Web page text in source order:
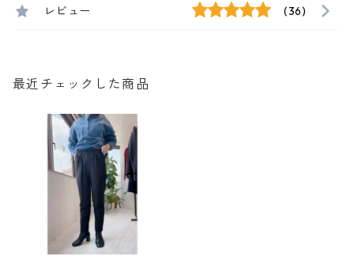
レビュー (36)
最近チェックした商品